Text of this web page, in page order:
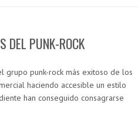
DEL PUNK-ROCK
grupo punk-rock más exitoso de los
haciendo accesible un estilo
han conseguido consagrarse